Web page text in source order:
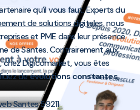
qu’il vous faut. Experts du
de solutions digitales , nous
et PME dans leur présence
de Santes. Contrairement aux
chez Digicomarket, vous êtes
deévolutions constantes.
Santes 59211